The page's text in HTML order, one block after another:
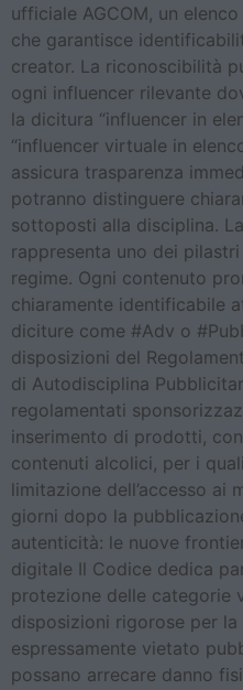
ufficiale AGCOM, un
che garantisce
creator. La riconoscibilità
ogni influencer rilevante
la dicitura “influencer in
“influencer virtuale in
assicura trasparenza
potranno distinguere
sottoposti alla disciplina.
rappresenta uno dei
regime. Ogni contenuto
chiaramente identificabile
diciture come #Adv o
disposizioni del
di Autodisciplina
regolamentati
inserimento di prodotti,
contenuti alcolici, per i
limitazione dell’accesso ai
giorni dopo la
autenticità: le nuove
digitale Il Codice dedica
protezione delle categorie
disposizioni rigorose per la
espressamente vietato
possano arrecare danno